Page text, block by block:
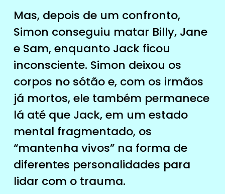
Mas, depois de um confronto,
Simon conseguiu matar Billy, Jane
e Sam, enquanto Jack ficou
inconsciente. Simon deixou os
corpos no sótão e, com os irmãos
já mortos, ele também permanece
lá até que Jack, em um estado
mental fragmentado, os
“mantenha vivos” na forma de
diferentes personalidades para
lidar com o trauma.